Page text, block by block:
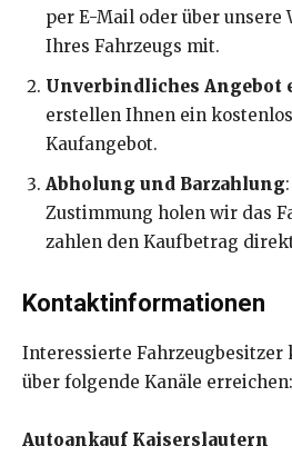
per E-Mail oder über unsere
Ihres Fahrzeugs mit.
Unverbindliches Angebot
erstellen Ihnen ein
Kaufangebot.
Abholung und Barzahlung
Zustimmung holen wir das
zahlen den Kaufbetrag
Kontaktinformationen
Interessierte Fahrzeugbesitzer
über folgende Kanäle erreichen:
Autoankauf Kaiserslautern